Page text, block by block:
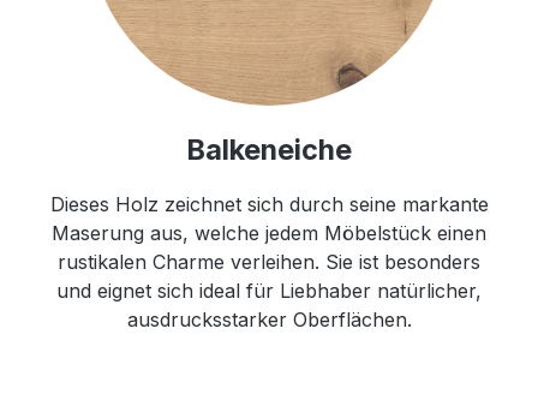
Balkeneiche
Dieses Holz zeichnet sich durch seine markante
Maserung aus, welche jedem Möbelstück einen
rustikalen Charme verleihen. Sie ist besonders
und eignet sich ideal für Liebhaber natürlicher,
ausdrucksstarker Oberflächen.